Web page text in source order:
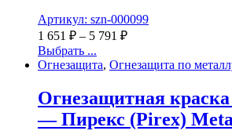
Артикул: szn-000099
1 651 ₽ – 5 791 ₽
Выбрать ...
Огнезащита, Огнезащита по
Огнезащитная
— Пирекс (Pirex)